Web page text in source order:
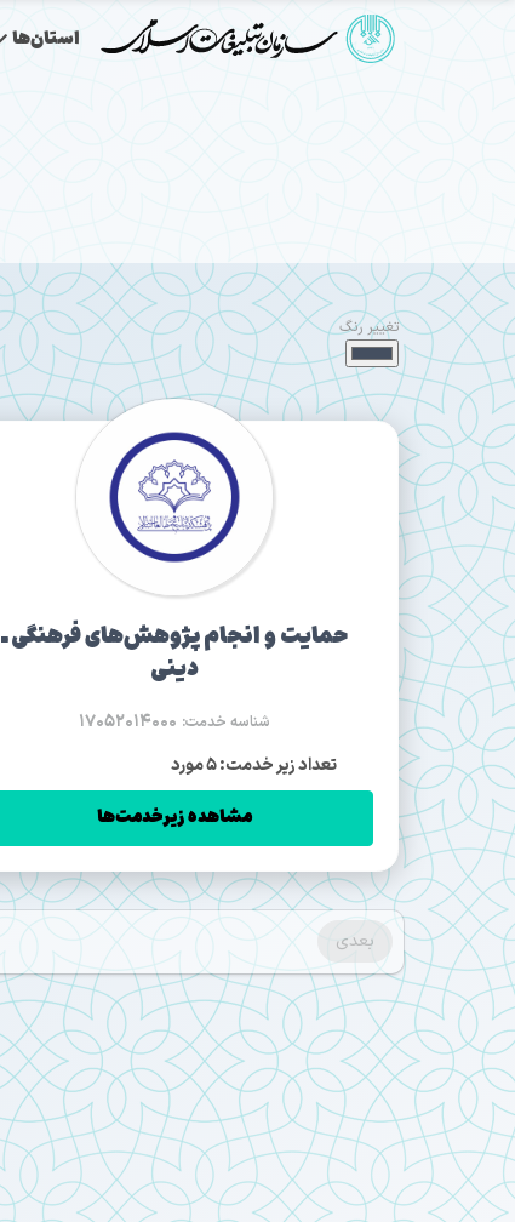
استان‌ها
تغییر رنگ
حمایت و انجام پژوهش‌های فرهنگی ـ
دینی
شناسه خدمت: 17052014000
تعداد زیر خدمت: 5 مورد
مشاهده زیرخدمت‌ها
بعدی